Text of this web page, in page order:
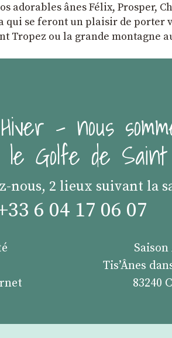
adorables ânes Félix, Prosper,
se feront un plaisir de porter
Tropez ou la grande montagne
- nous
le Golfe de
nous, 2 lieux suivant la
6 04 17 06 07
Tis’Ânes
83240